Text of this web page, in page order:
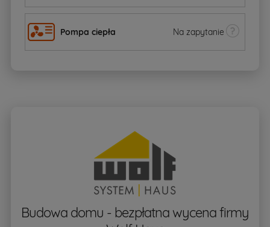
Pompa ciepła Na zapytanie
Budowa domu - bezpłatna wycena firmy